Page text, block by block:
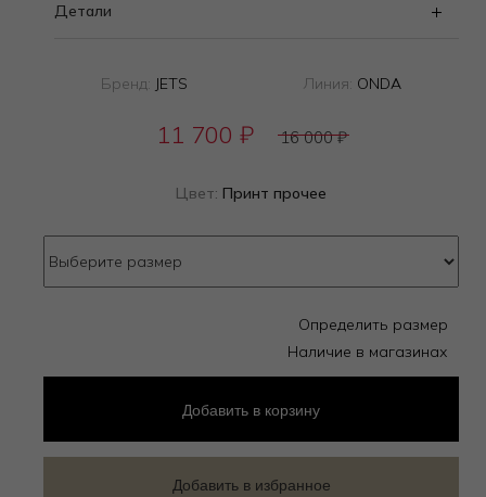
Детали
Бренд: JETS Линия: ONDA
11 700 ₽ 16 000₽
Цвет: Принт прочее
Определить размер
Наличие в магазинах
Добавить в корзину
Добавить в избранное